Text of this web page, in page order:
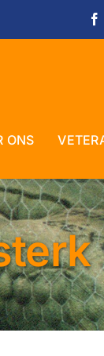
ONS
Close